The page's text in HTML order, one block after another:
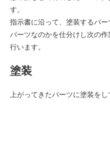
す。
指示書に沿って、塗装するパ
パーツなのかを仕分けし次の
行います。
塗装
上がってきたパーツに塗装をし